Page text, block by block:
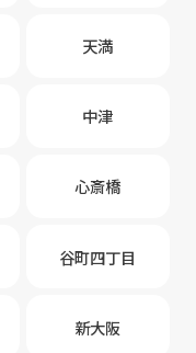
天満
中津
心斎橋
谷町四丁目
新大阪